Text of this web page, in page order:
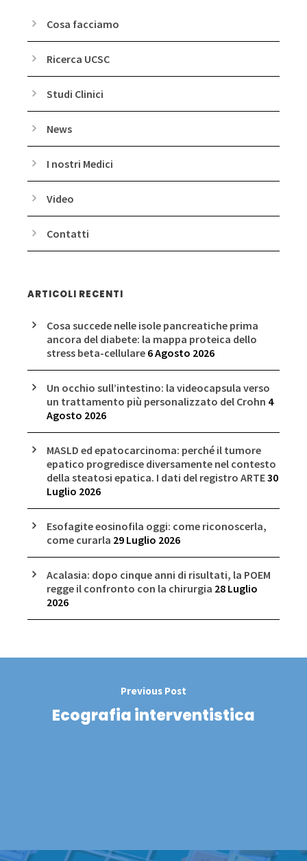
Cosa facciamo
Ricerca UCSC
Studi Clinici
News
I nostri Medici
Video
Contatti
ARTICOLI RECENTI
Cosa succede nelle isole pancreatiche prima
ancora del diabete: la mappa proteica dello
stress beta-cellulare 6 Agosto 2026
Un occhio sull’intestino: la videocapsula verso
un trattamento più personalizzato del Crohn 4
Agosto 2026
MASLD ed epatocarcinoma: perché il tumore
epatico progredisce diversamente nel contesto
della steatosi epatica. I dati del registro ARTE30
Luglio 2026
Esofagite eosinofila oggi: come riconoscerla,
come curarla 29 Luglio 2026
Acalasia: dopo cinque anni di risultati, la POEM
regge il confronto con la chirurgia 28 Luglio
2026
Previous Post
Ecografia interventistica